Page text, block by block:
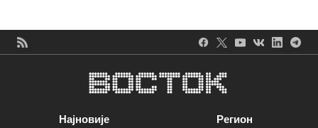
Најновије
Регион